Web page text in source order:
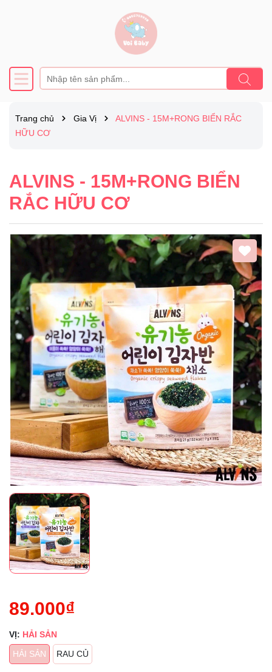
Trang chủ Gia Vị
ALVINS - 15M+RONG BIỂN RẮC
HỮU CƠ
ALVINS - 15M+RONG BIỂN
RẮC HỮU CƠ
89.000₫
VỊ: HẢI SẢN
HẢI SẢN
RAU CỦ
Mã giảm giá: